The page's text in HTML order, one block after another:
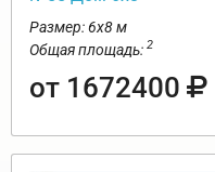
Размер: 6х8 м
Общая площадь: 2
от 1672400